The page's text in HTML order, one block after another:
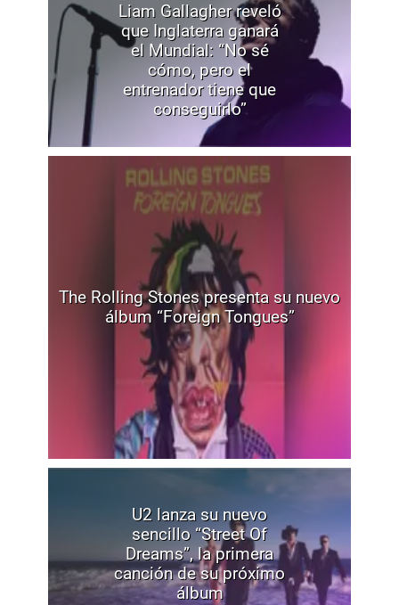
Liam Gallagher reveló
que Inglaterra ganará
el Mundial: “No sé
cómo, pero el
entrenador tiene que
conseguirlo”
The Rolling Stones presenta su nuevo
álbum “Foreign Tongues”
U2 lanza su nuevo
sencillo “Street Of
Dreams”, la primera
canción de su próximo
álbum